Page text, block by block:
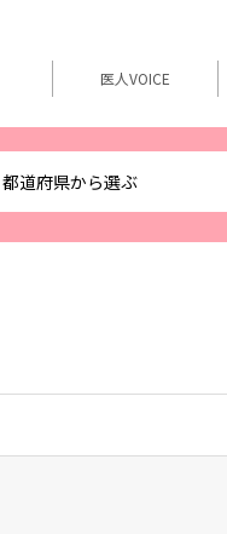
都道府県から選ぶ
医人VOICE